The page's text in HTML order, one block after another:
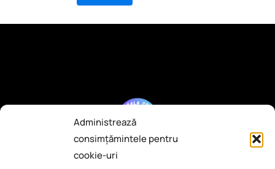
Administrează
consimțămintele pentru
cookie-uri